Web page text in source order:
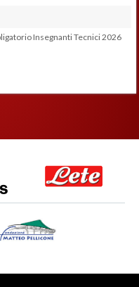
Insegnanti Tecnici 2026